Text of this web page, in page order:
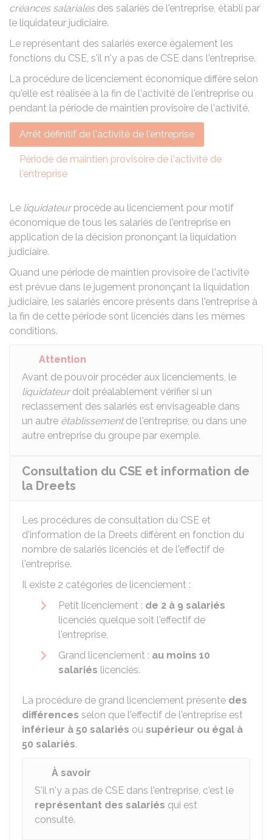
créances salarialesdes salariés de l'entreprise, établi par
le liquidateur judiciaire.
Le représentant des salariés exerce également les
fonctions du CSE, s'il n'y a pas de CSE dans l'entreprise.
La procédure de licenciement économique diffère selon
qu'elle est réalisée à la fin de l'activité de l'entreprise ou
pendant la période de maintien provisoire de l'activité.
Arrêt définitif de l'activité de l'entreprise
Période de maintien provisoire de l'activité de
l'entreprise
Le liquidateurprocède au licenciement pour motif
économique de tous les salariés de l'entreprise en
application de la décision prononçant la liquidation
judiciaire.
Quand une période de maintien provisoire de l'activité
est prévue dans le jugement prononçant la liquidation
judiciaire, les salariés encore présents dans l'entreprise à
la fin de cette période sont licenciés dans les mêmes
conditions.
Attention
Avant de pouvoir procéder aux licenciements, le
liquidateurdoit préalablement vérifier si un
reclassement des salariés est envisageable dans
un autre établissementde l'entreprise, ou dans une
autre entreprise du groupe par exemple.
Consultation du CSE et information de
la Dreets
Les procédures de consultation du CSE et
d'information de la Dreets diffèrent en fonction du
nombre de salariés licenciés et de l'effectif de
l'entreprise.
Il existe 2 catégories de licenciement :
Petit licenciement : de 2 à 9 salariés
licenciés quelque soit l'effectif de
l'entreprise,
Grand licenciement : au moins 10
salariés licenciés.
La procédure de grand licenciement présente des
différences selon que l'effectif de l'entreprise est
inférieur à 50 salariés ou supérieur ou égal à
50 salariés.
À savoir
S'il n'y a pas de CSE dans l'entreprise, c'est le
représentant des salariés qui est
consulté.